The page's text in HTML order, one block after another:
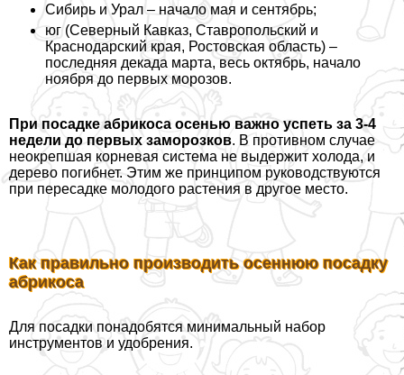
Сибирь и Урал – начало мая и сентябрь;
юг (Северный Кавказ, Ставропольский и
Краснодарский края, Ростовская область) –
последняя декада марта, весь октябрь, начало
ноября до первых морозов.
При посадке абрикоса осенью важно успеть за 3-4
недели до первых заморозков. В противном случае
неокрепшая корневая система не выдержит холода, и
дерево погибнет. Этим же принципом руководствуются
при пересадке молодого растения в другое место.
Как правильно производить осеннюю посадку
абрикоса
Для посадки понадобятся минимальный набор
инструментов и удобрения.